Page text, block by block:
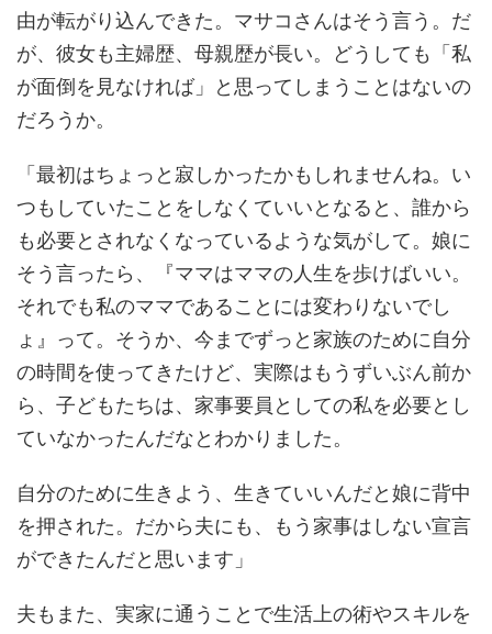
由が転がり込んできた。マサコさんはそう言う。だ
が、彼女も主婦歴、母親歴が長い。どうしても「私
が面倒を見なければ」と思ってしまうことはないの
だろうか。
「最初はちょっと寂しかったかもしれませんね。い
つもしていたことをしなくていいとなると、誰から
も必要とされなくなっているような気がして。娘に
そう言ったら、『ママはママの人生を歩けばいい。
それでも私のママであることには変わりないでし
ょ』って。そうか、今までずっと家族のために自分
の時間を使ってきたけど、実際はもうずいぶん前か
ら、子どもたちは、家事要員としての私を必要とし
ていなかったんだなとわかりました。
自分のために生きよう、生きていいんだと娘に背中
を押された。だから夫にも、もう家事はしない宣言
ができたんだと思います」
夫もまた、実家に通うことで生活上の術やスキルを